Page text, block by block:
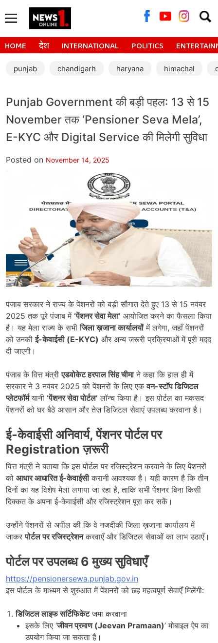
for:
HOME देश INTERNATIONAL POLITICS
punjab chandigarh haryana himachal
Punjab Government की बड़ी पहल: 13 से 15
November तक ‘Pensioner Seva Mela’,
E-KYC और Digital Service की मिलेगी सुविधा
Posted on November 14, 2025
पंजाब सरकार ने राज्य के पेंशनरों को बड़ी सौगात देते हुए 13 से 15 नवंबर
2025 तक पूरे पंजाब में ‘पेंशनर सेवा मेला’ आयोजित करने का फैसला किया
है। यह मेला राज्य के सभीजिला ख़जाना कार्यालयोंमें लगेगा, जहाँ पेंशनरों
को उनकीई-केवाईसी (E-KYC) और अन्य जरूरी प्रक्रियाओं में पूरी मदद
दी जाएगी।
पंजाब के वित्त मंत्रीएडवोकेट हरपाल सिंह चीमाने कहा कि हाल ही में
सरकार ने 3 नवंबर 2025 को पेंशनरों के लिए एकवन-स्टॉप डिजिटल
प्लेटफॉर्मयानी ‘पेंशनर सेवा पोर्टल’ लॉन्च किया है। इस पोर्टल का मकसद
पेंशनरों को घर बैठे आसान और तेज़ डिजिटल सेवाएं उपलब्ध करवाना है।
ई-केवाईसी अनिवार्य,पेंशनर पोर्टल पर
Registrationज़रूरी
वित्त मंत्री ने बताया कि इस पोर्टल पर रजिस्ट्रेशन करवाने के लिए पेंशनरों
को आधार आधारित ई-केवाईसीकरानी आवश्यक है। यही कारण है कि तीन
दिनों का यह विशेष मेला लगाया जा रहा है, ताकि सभी पेंशनर बिना किसी
दिक्कत के अपना ई-केवाईसी और रजिस्ट्रेशन पूरा कर सकें।
उन्होंने पेंशनरों से अपील की कि वे नजदीकी जिला ख़जाना कार्यालय में
जाकरपोर्टल पर रजिस्ट्रेशनकरवाएँ और डिजिटल सेवाओं का लाभ उठाएँ।
पोर्टल पर उपलब्ध 6मुख्य सुविधाएँ
https://pensionersewa.punjab.gov.in
इस पोर्टल के माध्यम से शुरुआत में पेंशनरों को छह महत्वपूर्ण सेवाएँ मिलेंगी:
डिजिटल लाइफ सर्टिफिकेटजमा करवाना
इसके लिए ‘जीवन प्रमाण (Jeevan Pramaan)’ मोबाइल ऐप का
उपयोग किया जा सकता है।